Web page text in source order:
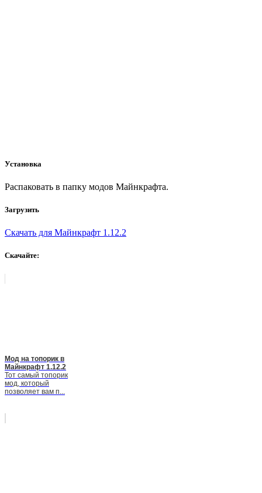
Установка
Распаковать в папку модов Майнкрафта.
Загрузить
Скачать для Майнкрафт 1.12.2
Скачайте:
Мод на топорик в
Майнкрафт 1.12.2
Тот самый топорик
мод, который
позволяет вам п...